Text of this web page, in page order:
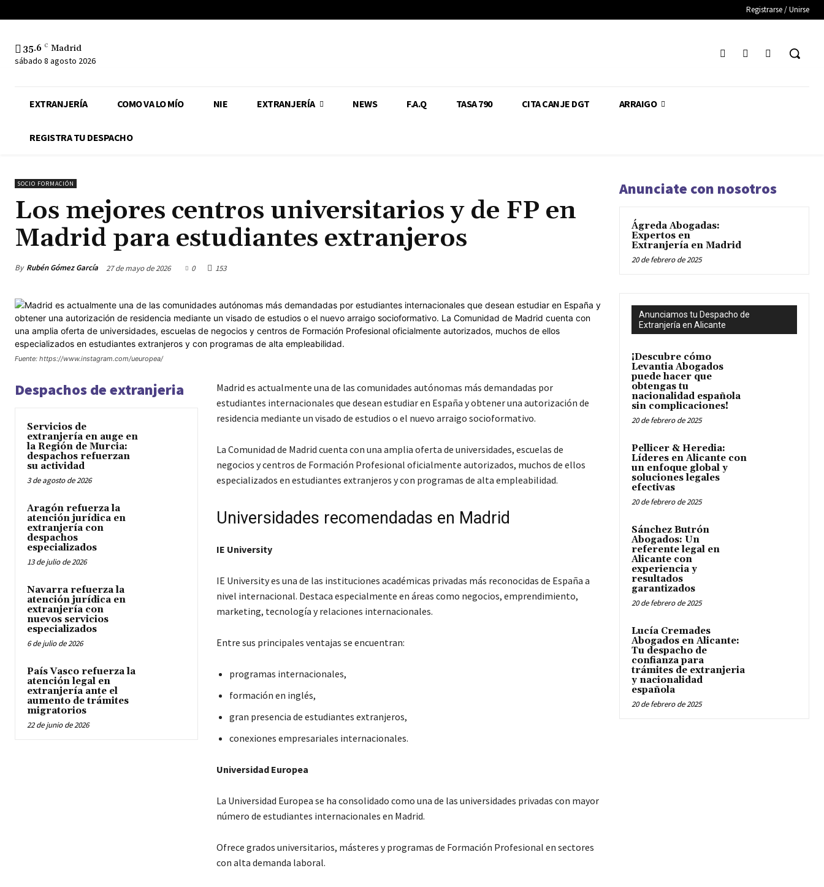
Registrarse / Unirse
35.6 C Madrid
sábado 8 agosto 2026
EXTRANJERÍA COMO VA LO MÍO NIE EXTRANJERÍA NEWS F.A.Q TASA 790 CITA CANJE DGT ARRAIGO
REGISTRA TU DESPACHO
SOCIO FORMACIÓN
Los mejores centros universitarios y de FP en
Madrid para estudiantes extranjeros
By Rubén Gómez García 27 de mayo de 2026 0 153
Fuente: https://www.instagram.com/ueuropea/
Despachos de extranjeria
Servicios de
extranjería en auge en
la Región de Murcia:
despachos refuerzan
su actividad
3 de agosto de 2026
Aragón refuerza la
atención jurídica en
extranjería con
despachos
especializados
13 de julio de 2026
Navarra refuerza la
atención jurídica en
extranjería con
nuevos servicios
especializados
6 de julio de 2026
País Vasco refuerza la
atención legal en
extranjería ante el
aumento de trámites
migratorios
22 de junio de 2026
Madrid es actualmente una de las comunidades autónomas más demandadas por
estudiantes internacionales que desean estudiar en España y obtener una autorización de
residencia mediante un visado de estudios o el nuevo arraigo socioformativo.
La Comunidad de Madrid cuenta con una amplia oferta de universidades, escuelas de
negocios y centros de Formación Profesional oficialmente autorizados, muchos de ellos
especializados en estudiantes extranjeros y con programas de alta empleabilidad.
Universidades recomendadas en Madrid
IE University
IE University es una de las instituciones académicas privadas más reconocidas de España a
nivel internacional. Destaca especialmente en áreas como negocios, emprendimiento,
marketing, tecnología y relaciones internacionales.
Entre sus principales ventajas se encuentran:
programas internacionales,
formación en inglés,
gran presencia de estudiantes extranjeros,
conexiones empresariales internacionales.
Universidad Europea
La Universidad Europea se ha consolidado como una de las universidades privadas con mayor
número de estudiantes internacionales en Madrid.
Ofrece grados universitarios, másteres y programas de Formación Profesional en sectores
con alta demanda laboral.
Anunciate con nosotros
Ágreda Abogadas:
Expertos en
Extranjería en Madrid
20 de febrero de 2025
Anunciamos tu Despacho de
Extranjería en Alicante
¡Descubre cómo
Levantia Abogados
puede hacer que
obtengas tu
nacionalidad española
sin complicaciones!
20 de febrero de 2025
Pellicer & Heredia:
Líderes en Alicante con
un enfoque global y
soluciones legales
efectivas
20 de febrero de 2025
Sánchez Butrón
Abogados: Un
referente legal en
Alicante con
experiencia y
resultados
garantizados
20 de febrero de 2025
Lucía Cremades
Abogados en Alicante:
Tu despacho de
confianza para
trámites de extranjeria
y nacionalidad
española
20 de febrero de 2025